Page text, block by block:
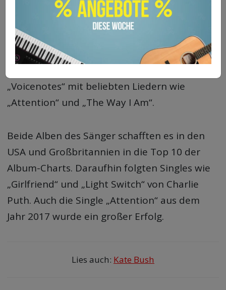
Sein erstes Album erschien auch im Jahr 2016.
Es trägt den Titel „Nine Track Mind“. Im Mai
„Voicenotes“ mit beliebten Liedern wie
„Attention“ und „The Way I Am“.
Beide Alben des Sänger schafften es in den
USA und Großbritannien in die Top 10 der
Album-Charts. Daraufhin folgten Singles wie
„Girlfriend“ und „Light Switch“ von Charlie
Puth. Auch die Single „Attention“ aus dem
Jahr 2017 wurde ein großer Erfolg.
Lies auch: Kate Bush